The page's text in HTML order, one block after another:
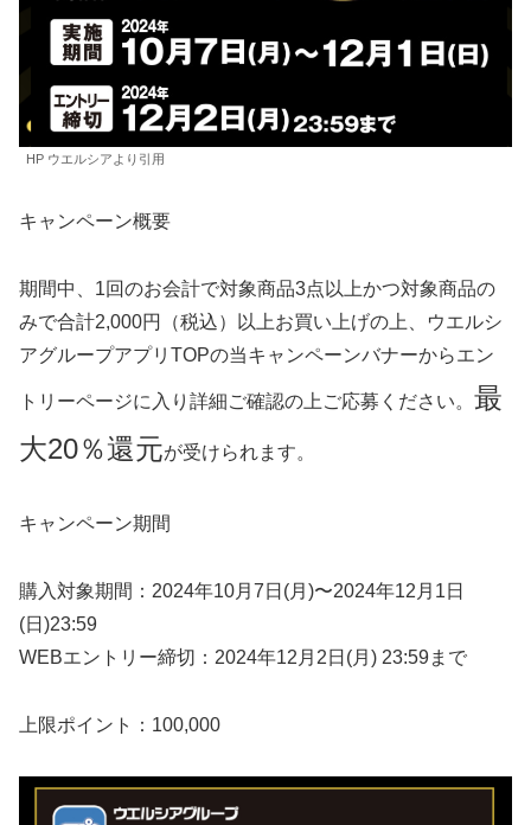
HP ウエルシアより引用
キャンペーン概要
期間中、1回のお会計で対象商品3点以上かつ対象商品の
みで合計2,000円（税込）以上お買い上げの上、ウエルシ
アグループアプリTOPの当キャンペーンバナーからエン
トリーページに入り詳細ご確認の上ご応募ください。 最
大20％還元が受けられます。
キャンペーン期間
購入対象期間：2024年10月7日(月)〜2024年12月1日
(日)23:59
WEBエントリー締切：2024年12月2日(月) 23:59まで
上限ポイント：100,000